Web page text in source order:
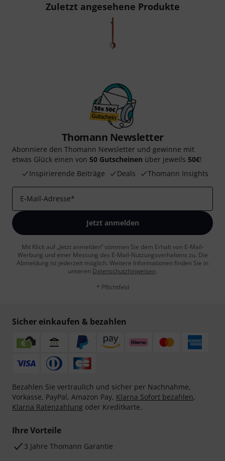
Zuletzt angesehene Produkte
Thomann Newsletter
Abonniere den Thomann Newsletter und gewinne mit
etwas Glück einen von 50 Gutscheinen über jeweils 50€!
Inspirierende Beiträge
Deals Thomann Insights
E-Mail-Adresse*
Jetzt anmelden
Mit Klick auf „Jetzt anmelden“ stimmen Sie dem Erhalt von E-Mail-
Werbung und einer Messung des E-Mail-Nutzungsverhaltens zu. Die
Abmeldung ist jederzeit möglich. Weitere Informationen finden Sie in
unseren Datenschutzhinweisen.
* Pflichtfeld
Sicher einkaufen & bezahlen
Bezahlen Sie vertraulich und sicher per Nachnahme,
Vorkasse, PayPal, Amazon Pay, Klarna Sofort bezahlen,
Klarna Ratenzahlung oder Kreditkarte.
Ihre Vorteile
3 Jahre Thomann Garantie